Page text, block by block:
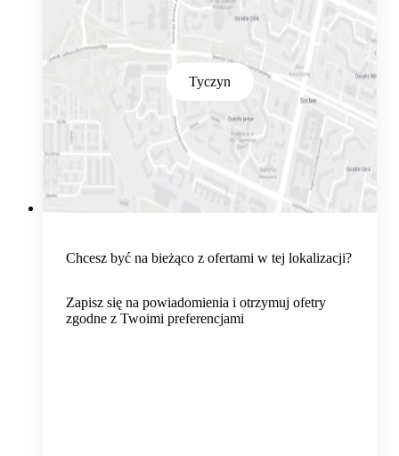
Tyczyn
Chcesz być na bieżąco z ofertami w tej lokalizacji?
Zapisz się na powiadomienia i otrzymuj ofetry
zgodne z Twoimi preferencjami